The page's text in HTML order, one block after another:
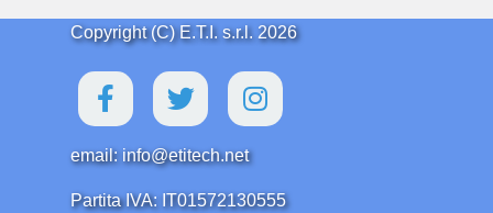
Copyright (C) E.T.I. s.r.l. 2026
email: info@etitech.net
Partita IVA: IT01572130555